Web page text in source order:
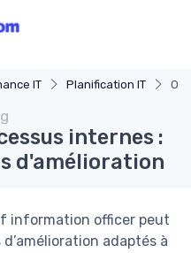
IT Planification IT
internes :
d'amélioration
information officer peut
adaptés à